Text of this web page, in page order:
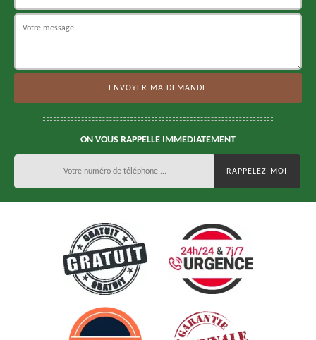
ON VOUS RAPPELLE IMMEDIATEMENT